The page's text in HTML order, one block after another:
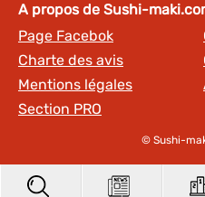
A propos de Sushi-
Page Facebok
Charte des avis
Mentions légales
Section PRO
© Sushi-